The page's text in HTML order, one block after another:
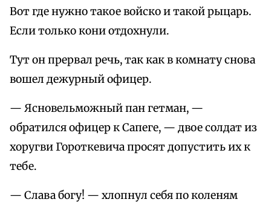
Вот где нужно такое войско и такой рыцарь.
Если только кони отдохнули.
Тут он прервал речь, так как в комнату снова
вошел дежурный офицер.
— Ясновельможный пан гетман, —
обратился офицер к Сапеге, — двое солдат из
хоругви Гороткевича просят допустить их к
тебе.
— Слава богу! — хлопнул себя по коленям